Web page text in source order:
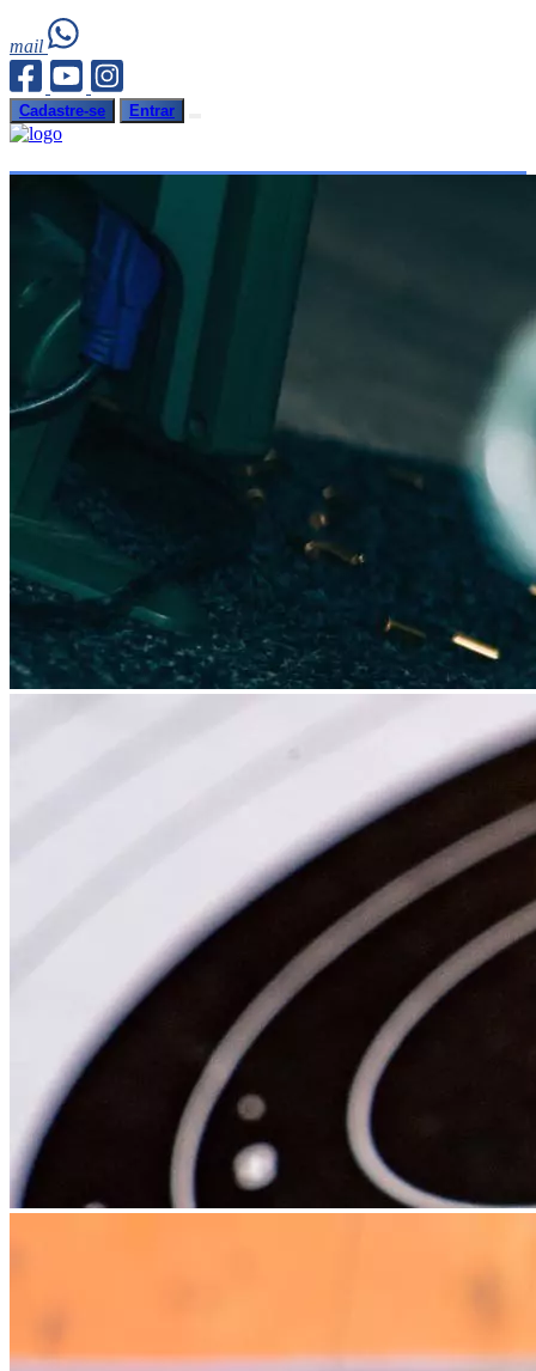
mail
Cadastre-se Entrar